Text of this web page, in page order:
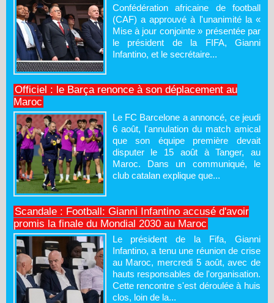
Confédération africaine de football
(CAF) a approuvé à l'unanimité la «
Mise à jour conjointe » présentée par
le président de la FIFA, Gianni
Infantino, et le secrétaire...
Officiel : le Barça renonce à son déplacement au
Maroc
Le FC Barcelone a annoncé, ce jeudi
6 août, l'annulation du match amical
que son équipe première devait
disputer le 15 août à Tanger, au
Maroc. Dans un communiqué, le
club catalan explique que...
Scandale : Football: Gianni Infantino accusé d'avoir
promis la finale du Mondial 2030 au Maroc
Le président de la Fifa, Gianni
Infantino, a tenu une réunion de crise
au Maroc, mercredi 5 août, avec de
hauts responsables de l'organisation.
Cette rencontre s'est déroulée à huis
clos, loin de la...